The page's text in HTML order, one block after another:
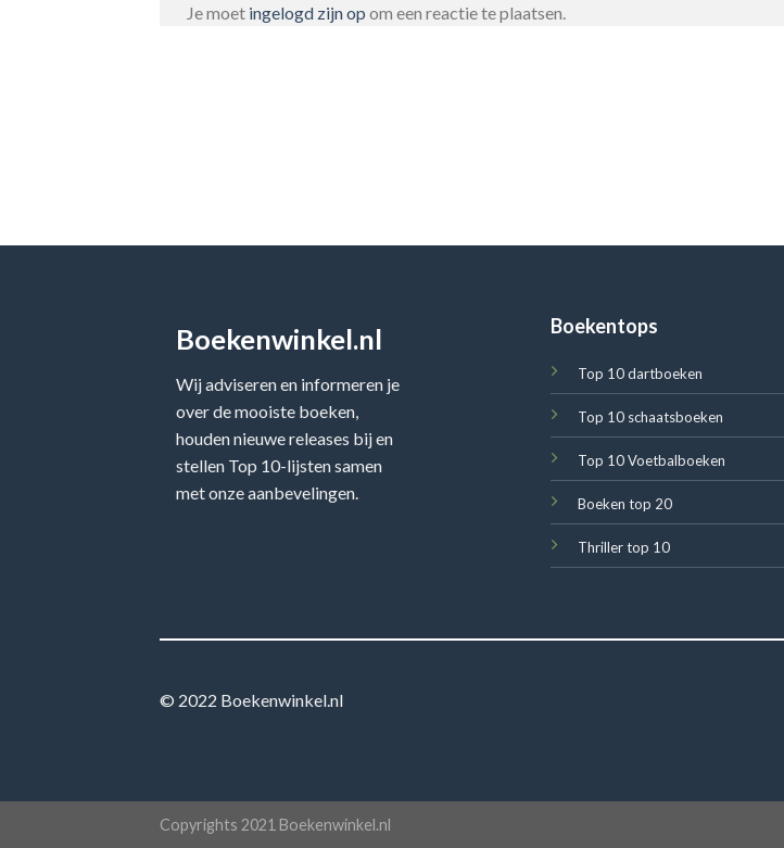
Je moet ingelogd zijn op om een reactie te plaatsen.
Boekenwinkel.nl
Wij adviseren en informeren je
over de mooiste boeken,
houden nieuwe releases bij en
stellen Top 10-lijsten samen
met onze aanbevelingen.
Boekentops
Top 10 dartboeken
Top 10 schaatsboeken
Top 10 Voetbalboeken
Boeken top 20
Thriller top 10
© 2022 Boekenwinkel.nl
Copyrights 2021 Boekenwinkel.nl